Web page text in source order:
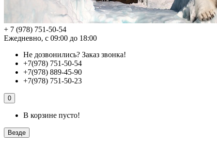
+ 7 (978) 751-50-54
Ежедневно, с 09:00 до 18:00
Не дозвонились? Заказ звонка!
+7(978) 751-50-54
+7(978) 889-45-90
+7(978) 751-50-23
0
В корзине пусто!
Везде